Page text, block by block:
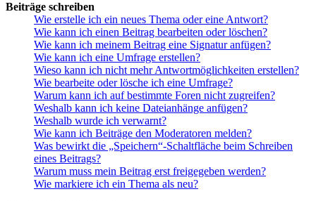
Beiträge schreiben
Wie erstelle ich ein neues Thema oder eine Antwort?
Wie kann ich einen Beitrag bearbeiten oder löschen?
Wie kann ich meinem Beitrag eine Signatur anfügen?
Wie kann ich eine Umfrage erstellen?
Wieso kann ich nicht mehr Antwortmöglichkeiten erstellen?
Wie bearbeite oder lösche ich eine Umfrage?
Warum kann ich auf bestimmte Foren nicht zugreifen?
Weshalb kann ich keine Dateianhänge anfügen?
Weshalb wurde ich verwarnt?
Wie kann ich Beiträge den Moderatoren melden?
Was bewirkt die „Speichern“-Schaltfläche beim Schreiben
eines Beitrags?
Warum muss mein Beitrag erst freigegeben werden?
Wie markiere ich ein Thema als neu?